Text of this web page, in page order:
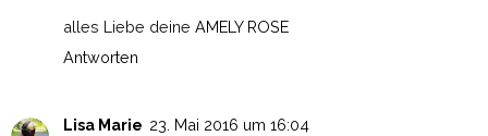
alles Liebe deine AMELY ROSE
Antworten
Lisa Marie 23. Mai 2016 um 16:04